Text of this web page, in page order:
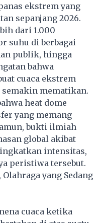
ekstrem yang
sepanjang 2026.
dari 1.000
suhu di berbagai
publik, hingga
bahwa
cuaca ekstrem
mematikan.
heat dome
yang memang
bukti ilmiah
global akibat
intensitas,
peristiwa tersebut.
Olahraga yang Sedang
cuaca ketika